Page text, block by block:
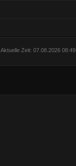
Aktuelle Zeit: 07.08.2026 08:49